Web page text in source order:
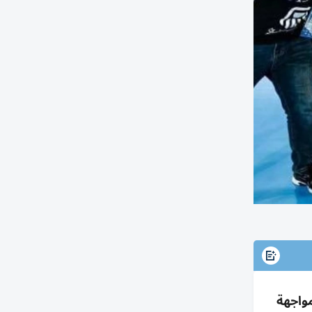
لنصف نهائي مونديال تحت 18 بعد الفوز على الصين 30-29 ومواجهة